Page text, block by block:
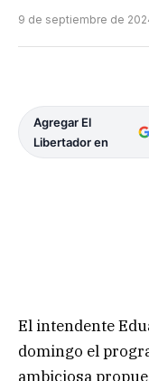
9 de septiembre de
Agregar El
Libertador en
El intendente
domingo el
ambiciosa